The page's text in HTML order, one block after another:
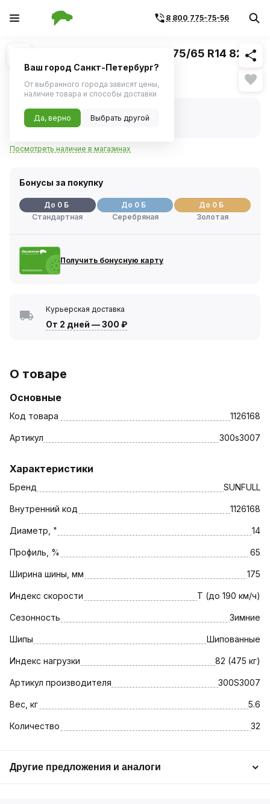
8 800 775-75-56
1/1 Похожие
Шина зимняя Sunfull SF-W11 175/65 R14 82T
шип
Нет в наличии
Нет в наличии
Код товара:1126168
Артикул:300s3007
Посмотреть наличие в магазинах
Бонусы за покупку
До 0 Б
Стандартная
До 0 Б
Серебряная
До 0 Б
Золотая
Получить бонусную карту
Курьерская доставка
От 2 дней —300 ₽
О товаре
Основные
Код товара 1126168
Артикул 300s3007
Характеристики
Бренд SUNFULL
Внутренний код 1126168
Диаметр, " 14
Профиль, % 65
Ширина шины, мм 175
Индекс скорости T (до 190 км/ч)
Сезонность Зимние
Шипы Шипованные
Индекс нагрузки 82 (475 кг)
Артикул производителя 300S3007
Вес, кг 5.6
Количество 32
Другие предложения и аналоги
Ваш город Санкт-Петербург?
От выбранного города зависят цены,
наличие товара и способы доставки
Да, верно Выбрать другой